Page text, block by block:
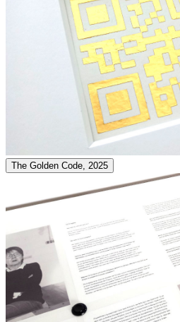
The Golden Code, 2025